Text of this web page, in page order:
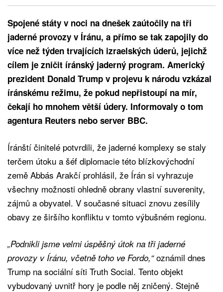
Spojené státy v noci na dnešek zaútočily na tři
jaderné provozy v Íránu, a přímo se tak zapojily do
více než týden trvajících izraelských úderů, jejichž
cílem je zničit íránský jaderný program. Americký
prezident Donald Trump v projevu k národu vzkázal
íránskému režimu, že pokud nepřistoupí na mír,
čekají ho mnohem větší údery. Informovaly o tom
agentura Reuters nebo server BBC.
Íránští činitelé potvrdili, že jaderné komplexy se staly
terčem útoku a šéf diplomacie této blízkovýchodní
země Abbás Arakčí prohlásil, že Írán si vyhrazuje
všechny možnosti ohledně obrany vlastní suverenity,
zájmů a obyvatel. V současné situaci znovu zesílily
obavy ze širšího konfliktu v tomto výbušném regionu.
„Podnikli jsme velmi úspěšný útok na tři jaderné
provozy v Íránu, včetně toho ve Fordo,“oznámil dnes
Trump na sociální síti Truth Social. Tento objekt
vybudovaný uvnitř hory je podle něj zničený. Stejně